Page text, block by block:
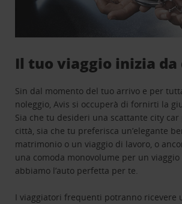
Il tuo viaggio inizia da
Sin dal momento del tuo arrivo e per
noleggio, Avis si occuperà di fornirti la
Sia che tu desideri una scattante city
città, sia che tu preferisca un’elegante
matrimonio o un viaggio di lavoro, o
una comoda monovolume per un
abbiamo l’auto perfetta per te.
I viaggiatori frequenti potranno ricevere